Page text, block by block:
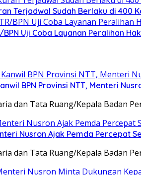
Terjadwal Sudah Berlaku di 400
Uji Coba Layanan Peralihan
BPN Provinsi NTT, Menteri
dan Tata Ruang/Kepala Badan
Nusron Ajak Pemda Percepat
dan Tata Ruang/Kepala Badan